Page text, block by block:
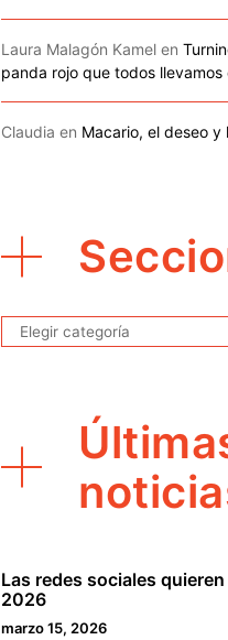
Laura Malagón Kamel en
panda rojo que todos llevamos
Claudia en Macario, el deseo y
Secciones
Las redes sociales
2026
marzo 15, 2026